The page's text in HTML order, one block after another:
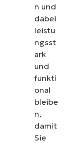
n und
dabei
leistu
ngsst
ark
und
funkti
onal
bleibe
n,
damit
Sie